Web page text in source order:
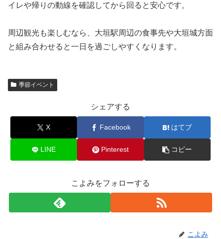
イレや帰りの動線を確認してから回ると安心です。
周辺観光も楽しむなら、大垣駅周辺の食事先や大垣城方面
と組み合わせると一日を過ごしやすくなります。
季節イベント
シェアする
X Facebook はてブ
LINE Pinterest コピー
こよみをフォローする
こよみ